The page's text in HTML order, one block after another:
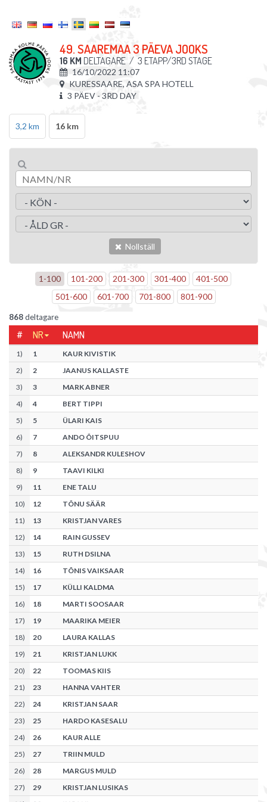
49. SAAREMAA 3 PÄEVA JOOKS
16 KM DELTAGARE / 3 ETAPP/3RD STAGE
16/10/2022 11:07
KURESSAARE, ASA SPA HOTELL
3 PÄEV - 3RD DAY
3,2 km 16 km
Nollställ
1-100 101-200 201-300 301-400 401-500
501-600 601-700 701-800 801-900
868deltagare
# NR NAMN
1) 1
KAUR KIVISTIK
2) 2
JAANUS KALLASTE
3) 3
MARK ABNER
4) 4
BERT TIPPI
5) 5
ÜLARI KAIS
6) 7
ANDO ÕITSPUU
7) 8
ALEKSANDR KULESHOV
8) 9
TAAVI KILKI
9) 11
ENE TALU
10) 12
TÕNU SÄÄR
11) 13
KRISTJAN VARES
12) 14
RAIN GUSSEV
13) 15
RUTH DSILNA
14) 16
TÕNIS VAIKSAAR
15) 17
KÜLLI KALDMA
16) 18
MARTI SOOSAAR
17) 19
MAARIKA MEIER
18) 20
LAURA KALLAS
19) 21
KRISTJAN LUKK
20) 22
TOOMAS KIIS
21) 23
HANNA VAHTER
22) 24
KRISTJAN SAAR
23) 25
HARDO KASESALU
24) 26
KAUR ALLE
25) 27
TRIIN MULD
26) 28
MARGUS MULD
27) 29
KRISTJAN LUSIKAS